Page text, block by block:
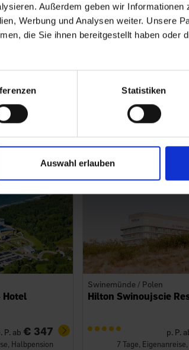
Außerdem geben wir Informationen
Werbung und Analysen weiter. Unsere
die Sie ihnen bereitgestellt haben oder
Statistiken
Auswahl erlauben
die besten Angebote für
Hotel
P. ab € 347
Halbpension
Swinemünde / Polen
Hilton Swinoujscie
p. P.
7 Tage,